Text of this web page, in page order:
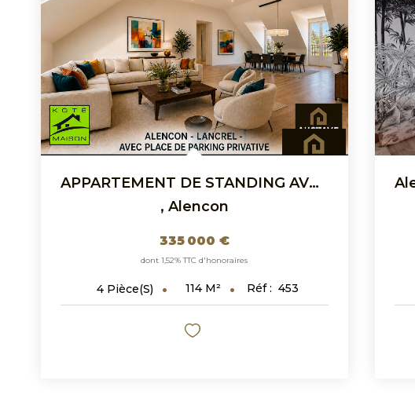
APPARTEMENT DE STANDING AVEC ASCENSEUR ET CLIMATISATION-...
, Alencon
335 000 €
dont 1,52% TTC d'honoraires
4 Pièce(s) 114 M² Réf : 453